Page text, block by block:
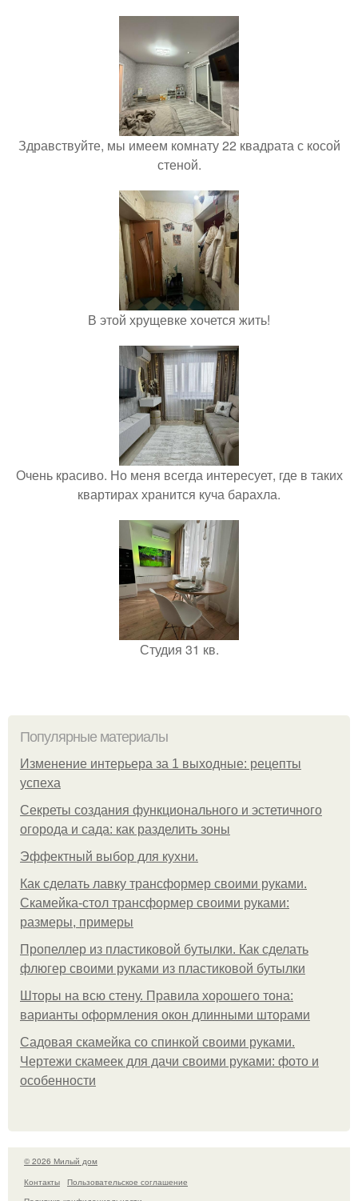
Здравствуйте, мы имеем комнату 22 квадрата с косой
стеной.
В этой хрущевке хочется жить!
Очень красиво. Но меня всегда интересует, где в таких
квартирах хранится куча барахла.
Студия 31 кв.
Популярные материалы
Изменение интерьера за 1 выходные: рецепты
успеха
Секреты создания функционального и эстетичного
огорода и сада: как разделить зоны
Эффектный выбор для кухни.
Как сделать лавку трансформер своими руками.
Скамейка-стол трансформер своими руками:
размеры, примеры
Пропеллер из пластиковой бутылки. Как сделать
флюгер своими руками из пластиковой бутылки
Шторы на всю стену. Правила хорошего тона:
варианты оформления окон длинными шторами
Садовая скамейка со спинкой своими руками.
Чертежи скамеек для дачи своими руками: фото и
особенности
© 2026 Милый дом
Контакты
Пользовательское соглашение